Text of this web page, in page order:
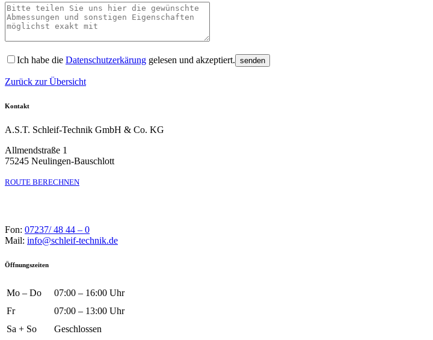
Ich habe die Datenschutzerkärung gelesen und akzeptiert.Bitte lasse dieses Feld leer.
Zurück zur Übersicht
Kontakt
A.S.T. Schleif-Technik GmbH & Co. KG
Allmendstraße 1
75245 Neulingen-Bauschlott
ROUTE BERECHNEN
Fon: 07237/ 48 44 – 0
Mail: info@schleif-technik.de
Öffnungszeiten
Mo – Do
07:00 – 16:00 Uhr
Fr
07:00 – 13:00 Uhr
Sa + So
Geschlossen